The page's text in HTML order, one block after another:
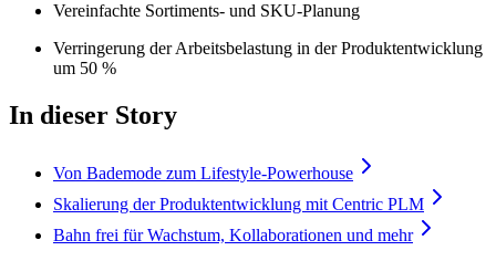
Vereinfachte Sortiments- und SKU-Planung
Verringerung der Arbeitsbelastung in der Produktentwicklung
um 50 %
In dieser Story
Von Bademode zum Lifestyle-Powerhouse
Skalierung der Produktentwicklung mit Centric PLM
Bahn frei für Wachstum, Kollaborationen und mehr